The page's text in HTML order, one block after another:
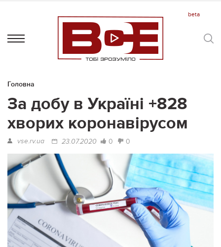
Головна
За добу в Україні +828
хворих коронавірусом
vse.rv.ua 23.07.2020 0 0